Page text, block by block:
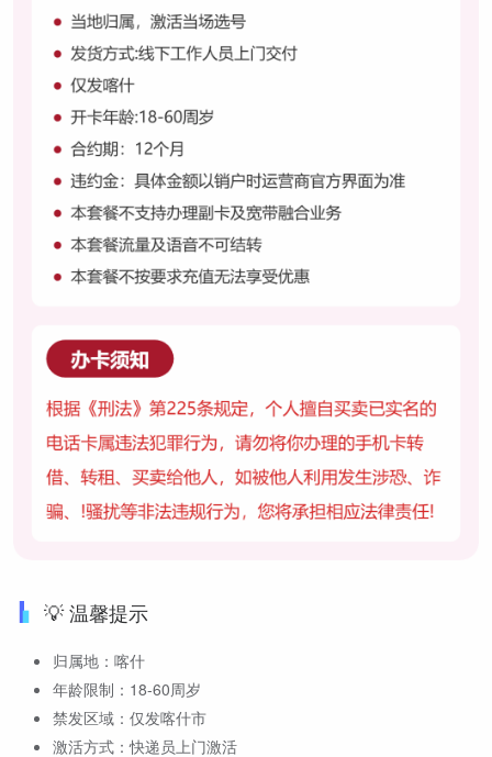
💡 温馨提示
归属地：喀什
年龄限制：18-60周岁
禁发区域：仅发喀什市
激活方式：快递员上门激活